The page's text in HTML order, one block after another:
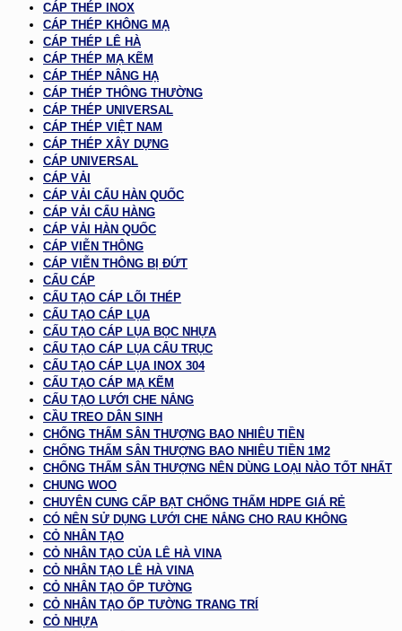
CÁP THÉP INOX
CÁP THÉP KHÔNG MẠ
CÁP THÉP LÊ HÀ
CÁP THÉP MẠ KẼM
CÁP THÉP NÂNG HẠ
CÁP THÉP THÔNG THƯỜNG
CÁP THÉP UNIVERSAL
CÁP THÉP VIỆT NAM
CÁP THÉP XÂY DỰNG
CÁP UNIVERSAL
CÁP VẢI
CÁP VẢI CẨU HÀN QUỐC
CÁP VẢI CẨU HÀNG
CÁP VẢI HÀN QUỐC
CÁP VIỄN THÔNG
CÁP VIỄN THÔNG BỊ ĐỨT
CẨU CÁP
CẤU TẠO CÁP LÕI THÉP
CẤU TẠO CÁP LỤA
CẤU TẠO CÁP LỤA BỌC NHỰA
CẤU TẠO CÁP LỤA CẨU TRỤC
CẤU TẠO CÁP LỤA INOX 304
CẤU TẠO CÁP MẠ KẼM
CẤU TẠO LƯỚI CHE NẮNG
CẦU TREO DÂN SINH
CHỐNG THẤM SÂN THƯỢNG BAO NHIÊU TIỀN
CHỐNG THẤM SÂN THƯỢNG BAO NHIÊU TIỀN 1M2
CHỐNG THẤM SÂN THƯỢNG NÊN DÙNG LOẠI NÀO TỐT NHẤT
CHUNG WOO
CHUYÊN CUNG CẤP BẠT CHỐNG THẤM HDPE GIÁ RẺ
CÓ NÊN SỬ DỤNG LƯỚI CHE NẮNG CHO RAU KHÔNG
CỎ NHÂN TẠO
CỎ NHÂN TẠO CỦA LÊ HÀ VINA
CỎ NHÂN TẠO LÊ HÀ VINA
CỎ NHÂN TẠO ỐP TƯỜNG
CỎ NHÂN TẠO ỐP TƯỜNG TRANG TRÍ
CỎ NHỰA